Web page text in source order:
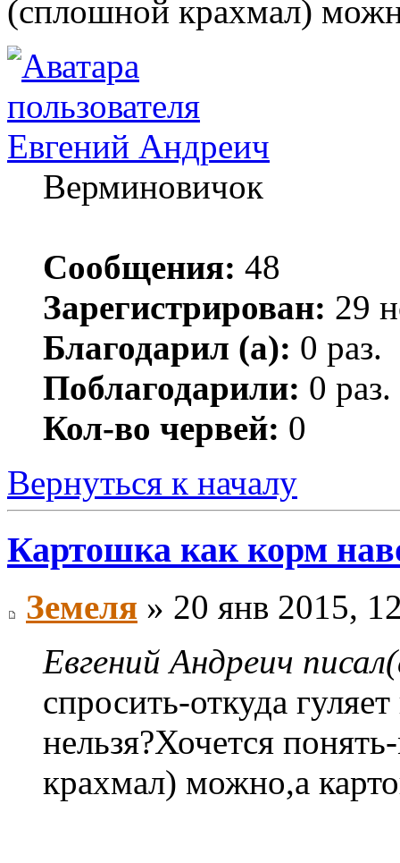
(сплошной крахмал)
Евгений Андреич
Верминовичок
Сообщения: 48
Зарегистрирован: 29
Благодарил (а): 0 раз.
Поблагодарили: 0 раз.
Кол-во червей: 0
Вернуться к началу
Картошка как корм
Земеля » 20 янв 2015,
Евгений Андреич
спросить-откуда
нельзя?Хочется
крахмал) можно,а